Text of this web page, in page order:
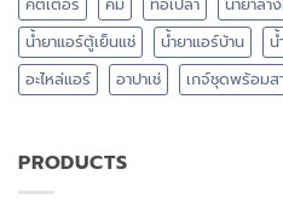
น้ำยาแอร์ตู้เย็นแช่
น้ำยาแอร์บ้าน น้
อะไหล่แอร์
อาปาเช่ เกจ์ชุดพร้อมส
PRODUCTS